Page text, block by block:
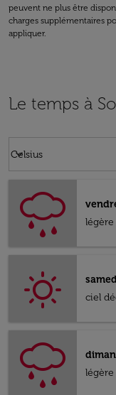
peuvent ne plus être
charges supplémentaires
appliquer.
Le temps à
Celsius
keyboard_arrow_down
ciel